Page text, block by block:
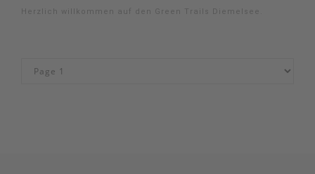
Herzlich willkommen auf den Green Trails Diemelsee.